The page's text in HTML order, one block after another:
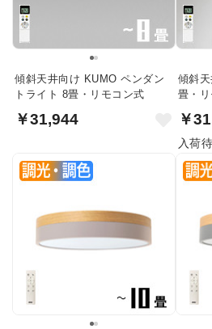
傾斜天井向け KUMO ペンダン
トライト 8畳・リモコン式
￥31,944
傾斜
畳・
￥
入荷